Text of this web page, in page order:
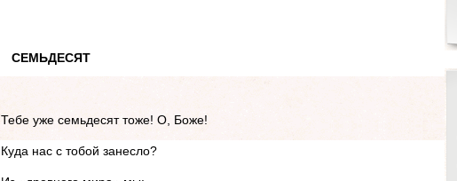
СЕМЬДЕСЯТ
Тебе уже семьдесят тоже! О, Боже!
Куда нас с тобой занесло?